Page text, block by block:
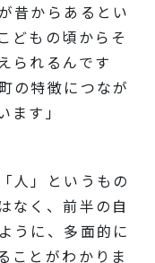
昔からあるとい
どもの頃からそ
られるんです
の特徴につなが
す」
人」というもの
なく、前半の自
うに、多面的に
ことがわかりま